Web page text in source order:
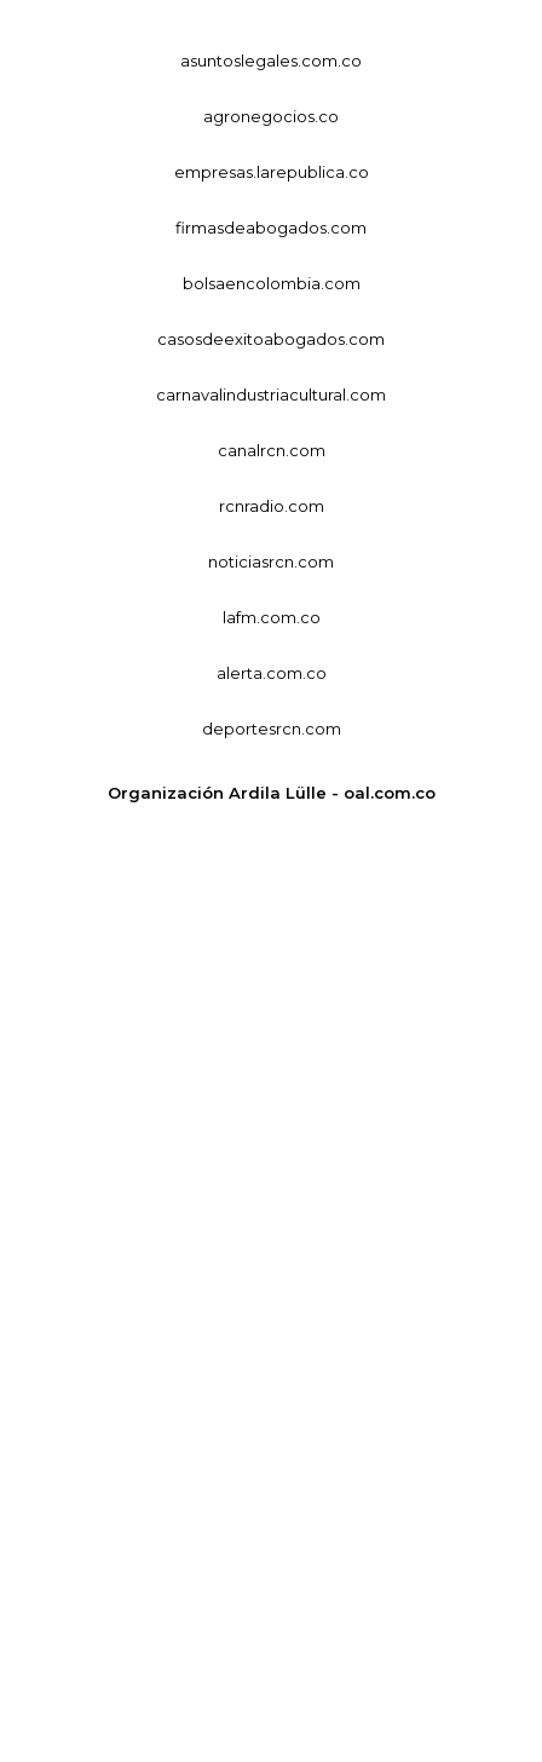
asuntoslegales.com.co
agronegocios.co
empresas.larepublica.co
firmasdeabogados.com
bolsaencolombia.com
casosdeexitoabogados.com
carnavalindustriacultural.com
canalrcn.com
rcnradio.com
noticiasrcn.com
lafm.com.co
alerta.com.co
deportesrcn.com
Organización Ardila Lülle - oal.com.co